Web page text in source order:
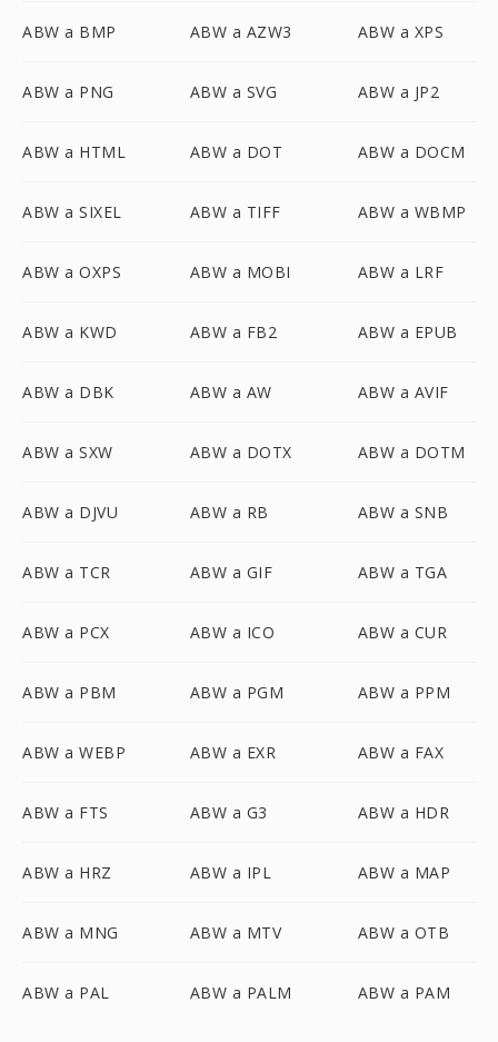
ABW a BMP ABW a AZW3 ABW a XPS
ABW a PNG ABW a SVG ABW a JP2
ABW a HTML ABW a DOT ABW a DOCM
ABW a SIXEL ABW a TIFF ABW a WBMP
ABW a OXPS ABW a MOBI ABW a LRF
ABW a KWD ABW a FB2 ABW a EPUB
ABW a DBK ABW a AW ABW a AVIF
ABW a SXW ABW a DOTX ABW a DOTM
ABW a DJVU ABW a RB ABW a SNB
ABW a TCR ABW a GIF ABW a TGA
ABW a PCX ABW a ICO ABW a CUR
ABW a PBM ABW a PGM ABW a PPM
ABW a WEBP ABW a EXR ABW a FAX
ABW a FTS ABW a G3 ABW a HDR
ABW a HRZ ABW a IPL ABW a MAP
ABW a MNG ABW a MTV ABW a OTB
ABW a PAL ABW a PALM ABW a PAM